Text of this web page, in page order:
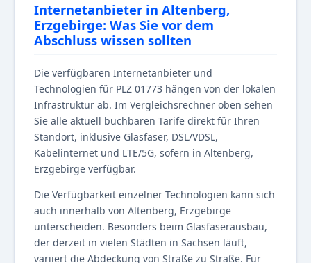
Internetanbieter in Altenberg,
Erzgebirge: Was Sie vor dem
Abschluss wissen sollten
Die verfügbaren Internetanbieter und
Technologien für PLZ 01773 hängen von der lokalen
Infrastruktur ab. Im Vergleichsrechner oben sehen
Sie alle aktuell buchbaren Tarife direkt für Ihren
Standort, inklusive Glasfaser, DSL/VDSL,
Kabelinternet und LTE/5G, sofern in Altenberg,
Erzgebirge verfügbar.
Die Verfügbarkeit einzelner Technologien kann sich
auch innerhalb von Altenberg, Erzgebirge
unterscheiden. Besonders beim Glasfaserausbau,
der derzeit in vielen Städten in Sachsen läuft,
variiert die Abdeckung von Straße zu Straße. Für